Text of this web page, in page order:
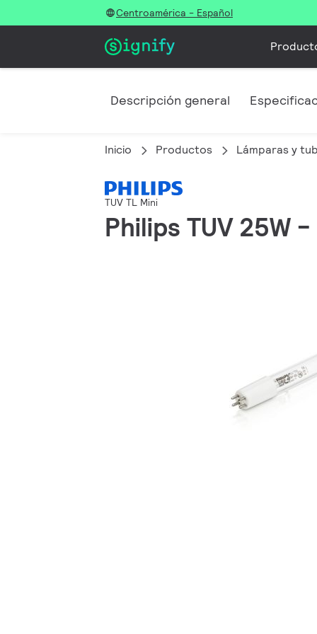
Centroamérica - Español
Descripción general
Inicio Productos Lámparas y
TUV TL Mini
Philips TUV 25W